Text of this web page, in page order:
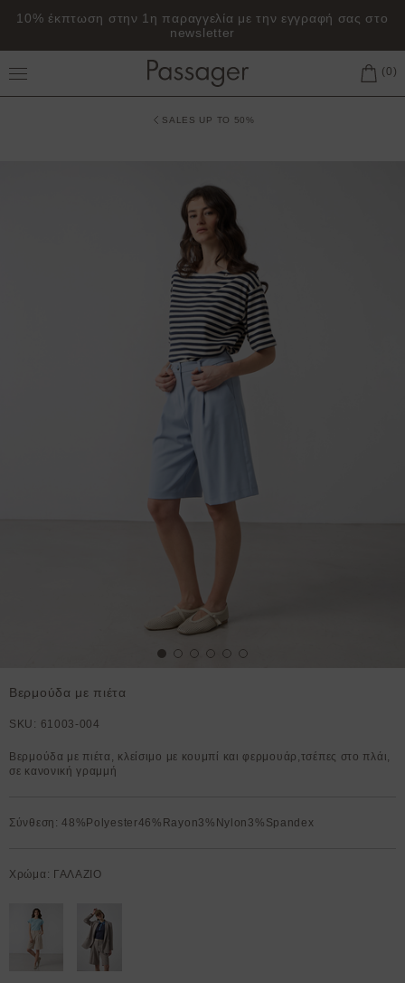
10% έκπτωση στην 1η παραγγελία με την εγγραφή σας στο
newsletter
Toggle Main Menu
SALES UP TO 50%
Βερμούδα με πιέτα
SKU: 61003-004
Βερμούδα με πιέτα, κλείσιμο με κουμπί και φερμουάρ,τσέπες στο πλάι,
σε κανονική γραμμή
Σύνθεση: 48%Polyester46%Rayon3%Nylon3%Spandex
Χρώμα: ΓΑΛΑΖΙΟ